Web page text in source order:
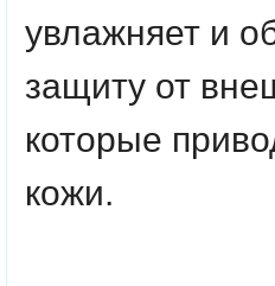
увлажняет и
защиту от
которые
кожи.